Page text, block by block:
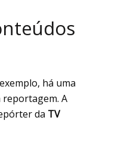
há uma
reportagem. A
da TV